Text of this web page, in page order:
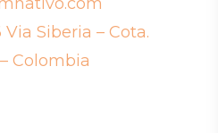
Siberia – Cota.
Colombia